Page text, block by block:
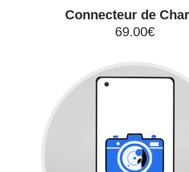
Connecteur de
69.00€